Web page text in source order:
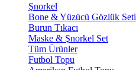
Şnorkel
Bone & Yüzücü Gözlük Seti
Burun Tıkacı
Maske & Şnorkel Set
Tüm Ürünler
Futbol Topu